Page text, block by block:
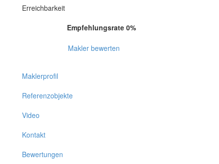
Erreichbarkeit
Empfehlungsrate 0%
Makler bewerten
Maklerprofil
Referenzobjekte
Video
Kontakt
Bewertungen